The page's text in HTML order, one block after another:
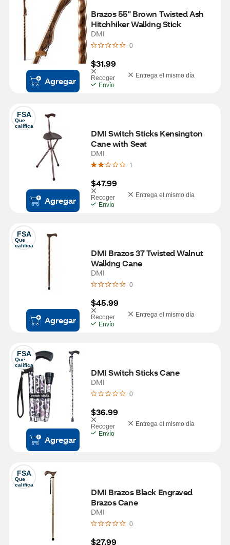
Agregar
Brazos 55" Brown Twisted Ash
Hitchhiker Walking Stick
DMI
0
$31.99
Recoger
Entrega el mismo día
Envío
FSA
Que
califica
Agregar
DMI Switch Sticks Kensington
Cane with Seat
DMI
1
$47.99
Recoger
Entrega el mismo día
Envío
FSA
Que
califica
Agregar
DMI Brazos 37 Twisted Walnut
Walking Cane
DMI
0
$45.99
Recoger
Entrega el mismo día
Envío
FSA
Que
califica
Agregar
DMI Switch Sticks Cane
DMI
0
$36.99
Recoger
Entrega el mismo día
Envío
FSA
Que
califica
DMI Brazos Black Engraved
Brazos Cane
DMI
0
$27.99